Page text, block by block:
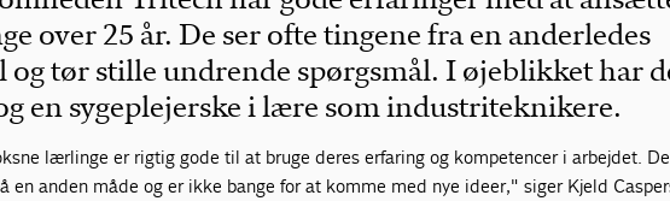
over 25 år. De ser ofte tingene fra en anderledes
og tør stille undrende spørgsmål. I øjeblikket har
en sygeplejerske i lære som industriteknikere.
lærlinge er rigtig gode til at bruge deres erfaring og kompetencer i arbejdet.
en anden måde og er ikke bange for at komme med nye ideer," siger Kjeld